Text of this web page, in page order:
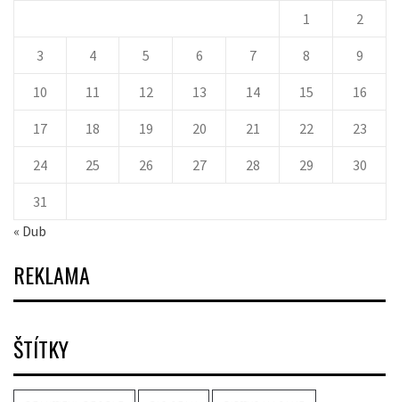
1
2
3 4 5 6 7 8 9
10 11 12 13 14 15 16
17 18 19 20 21 22 23
24 25 26 27 28 29 30
31
« Dub
REKLAMA
ŠTÍTKY